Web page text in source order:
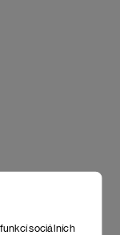
sociálních